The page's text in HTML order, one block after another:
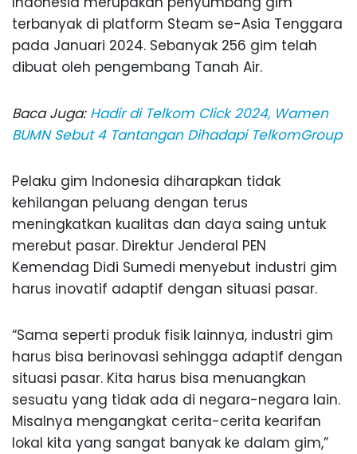
terbanyak di platform Steam se-Asia Tenggara
pada Januari 2024. Sebanyak 256 gim telah
dibuat oleh pengembang Tanah Air.
Baca Juga: Hadir di Telkom Click 2024, Wamen
BUMN Sebut 4 Tantangan Dihadapi TelkomGroup
Pelaku gim Indonesia diharapkan tidak
kehilangan peluang dengan terus
meningkatkan kualitas dan daya saing untuk
merebut pasar. Direktur Jenderal PEN
Kemendag Didi Sumedi menyebut industri gim
harus inovatif adaptif dengan situasi pasar.
“Sama seperti produk fisik lainnya, industri gim
harus bisa berinovasi sehingga adaptif dengan
situasi pasar. Kita harus bisa menuangkan
sesuatu yang tidak ada di negara-negara lain.
Misalnya mengangkat cerita-cerita kearifan
lokal kita yang sangat banyak ke dalam gim,”